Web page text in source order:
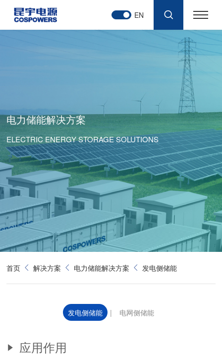
EN
电力储能解决方案
ELECTRIC ENERGY STORAGE SOLUTIONS
首页 解决方案 电力储能解决方案 发电侧储能
发电侧储能 | 电网侧储能
应用作用